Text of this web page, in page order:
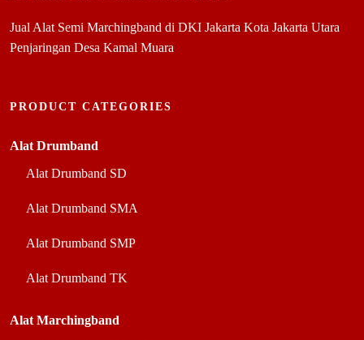
Jual Alat Semi Marchingband di DKI Jakarta Kota Jakarta Utara
Penjaringan Desa Kamal Muara
PRODUCT CATEGORIES
Alat Drumband
Alat Drumband SD
Alat Drumband SMA
Alat Drumband SMP
Alat Drumband TK
Alat Marchingband